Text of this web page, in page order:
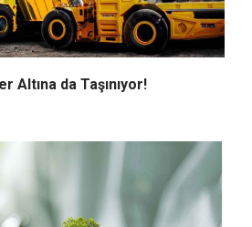
Altına da Taşınıyor!